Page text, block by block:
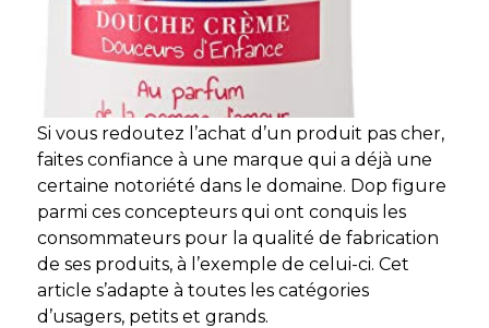
Si vous redoutez l’achat d’un produit pas cher,
faites confiance à une marque qui a déjà une
certaine notoriété dans le domaine. Dop figure
parmi ces concepteurs qui ont conquis les
consommateurs pour la qualité de fabrication
de ses produits, à l’exemple de celui-ci. Cet
article s’adapte à toutes les catégories
d’usagers, petits et grands.